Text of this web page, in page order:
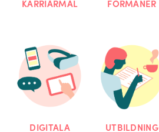
KARRIÄRMÅL FÖRMÅNER
DIGITALA
UTBILDNING